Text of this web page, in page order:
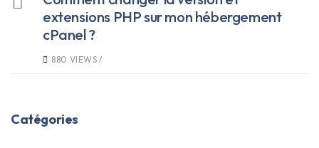
extensions PHP sur mon hébergement
cPanel ?
880 VIEWS /
Catégories